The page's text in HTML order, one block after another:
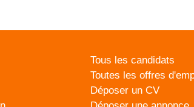
Tous les candidats
Toutes les offres
Déposer un CV